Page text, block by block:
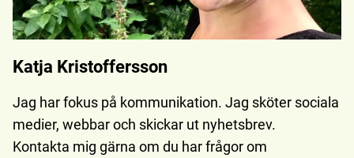
Katja Kristoffersson
Jag har fokus på kommunikation. Jag sköter sociala
medier, webbar och skickar ut nyhetsbrev.
Kontakta mig gärna om du har frågor om